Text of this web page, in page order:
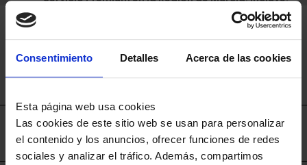
Consentimiento Detalles Acerca de las cookies
Esta página web usa cookies
Las cookies de este sitio web se usan para personalizar
el contenido y los anuncios, ofrecer funciones de redes
sociales y analizar el tráfico. Además, compartimos
Splits, Ventiladores de Techo, Campanas y Termos.
Contratar instalación aparte
Envíos disponibles únicamente en la Región de
Murcia.